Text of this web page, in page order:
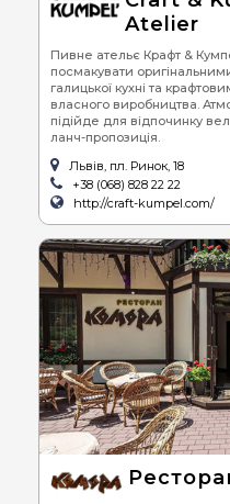
Atelier
Пивне ательє Крафт &
посмакувати
галицької кухні та
власного виробництва.
підійде для відпочинку
ланч-пропозиція.
Львів, пл. Ринок, 18
+38 (068) 828 22 22
http://craft-kumpel.com/